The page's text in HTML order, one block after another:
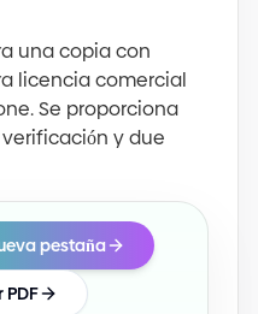
una copia con
licencia comercial
Se proporciona
y due
pestaña